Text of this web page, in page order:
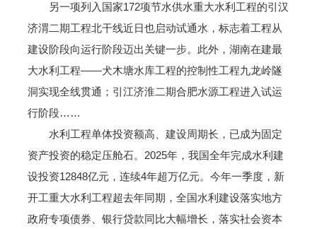
另一项列入国家172项节水供水重大水利工程的引汉
济渭二期工程北干线近日也启动试通水，标志着工程从
建设阶段向运行阶段迈出关键一步。此外，湖南在建最
大水利工程——犬木塘水库工程的控制性工程九龙岭隧
洞实现全线贯通；引江济淮二期合肥水源工程进入试运
行阶段……
水利工程单体投资额高、建设周期长，已成为固定
资产投资的稳定压舱石。2025年，我国全年完成水利建
设投资12848亿元，连续4年超万亿元。今年一季度，新
开工重大水利工程超去年同期，全国水利建设落实地方
政府专项债券、银行贷款同比大幅增长，落实社会资本